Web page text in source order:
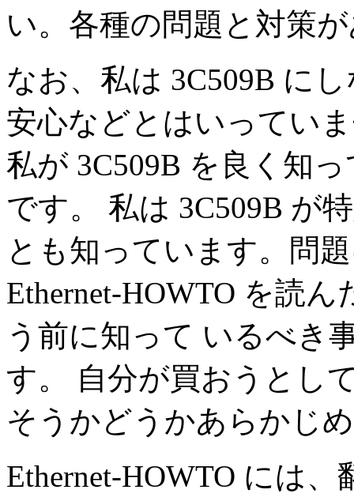
い。各種の問題と対策
なお、私は 3C509B に
安心などとはいってい
私が 3C509B を良く知
です。 私は 3C509B が
とも知っています。問
Ethernet-HOWTO を読
う前に知って いるべき
す。 自分が買おうとし
そうかどうかあらかじ
Ethernet-HOWTO には